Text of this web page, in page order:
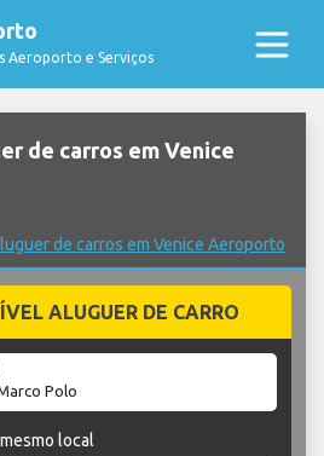
Aeroporto e Serviços
de carros em Venice
de carros em Venice Aeroporto
ALUGUER DE CARRO
local